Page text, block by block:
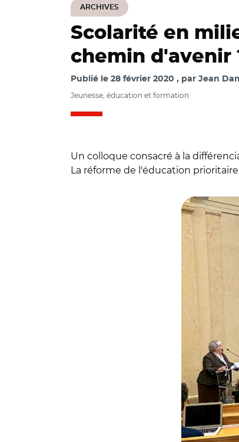
ARCHIVES
Scolarité en
chemin d'avenir
Publié le 28 février 2020 par Jean
Jeunesse, éducation et formation
Un colloque consacré à la
La réforme de l'éducation